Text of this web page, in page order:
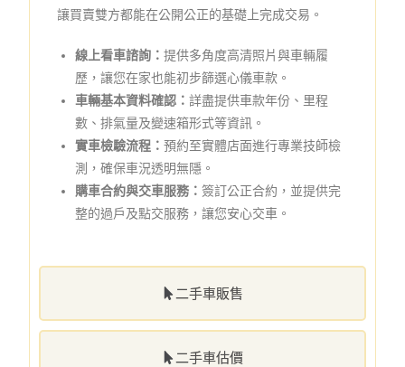
二手車販售
二手車估價
讓買賣雙方都能在公開公正的基礎上完成交易。
線上看車諮詢：提供多角度高清照片與車輛履
歷，讓您在家也能初步篩選心儀車款。
車輛基本資料確認：詳盡提供車款年份、里程
數、排氣量及變速箱形式等資訊。
實車檢驗流程：預約至實體店面進行專業技師檢
測，確保車況透明無隱。
購車合約與交車服務：簽訂公正合約，並提供完
整的過戶及點交服務，讓您安心交車。